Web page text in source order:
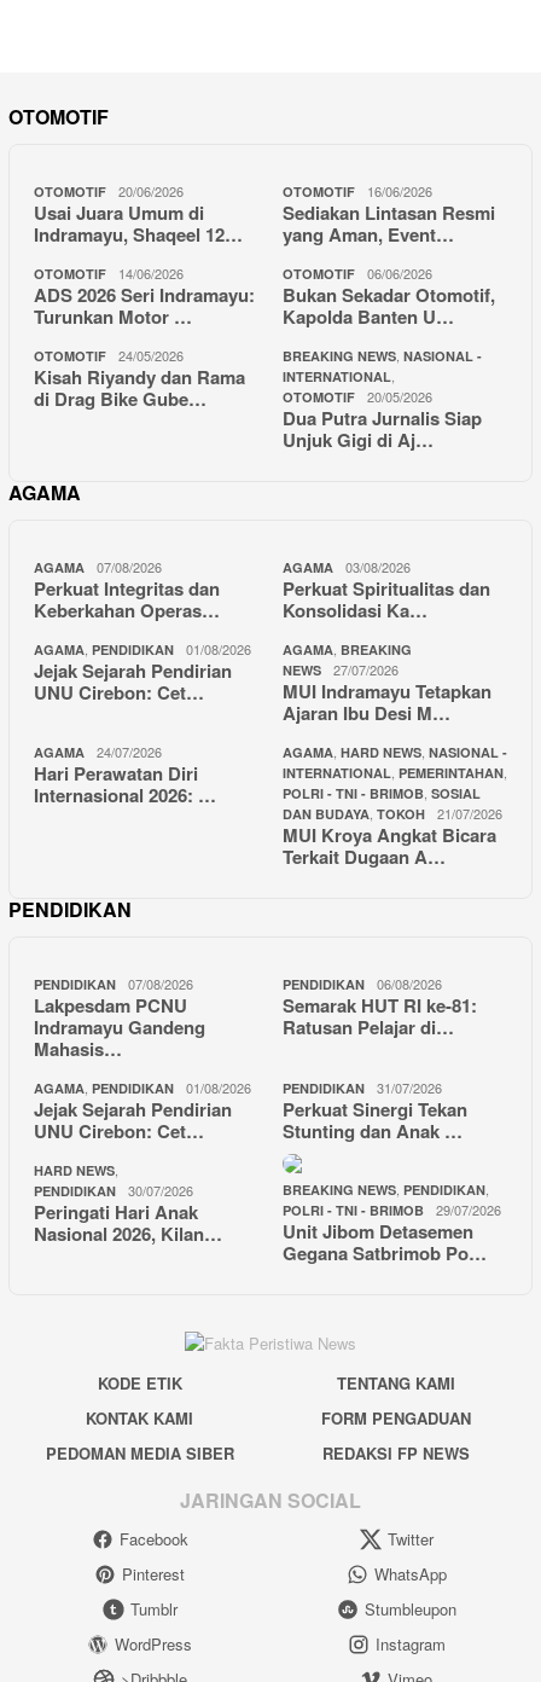
OTOMOTIF
OTOMOTIF 20/06/2026
Usai Juara Umum di
Indramayu, Shaqeel 12…
OTOMOTIF 16/06/2026
Sediakan Lintasan Resmi
yang Aman, Event…
OTOMOTIF 14/06/2026
ADS 2026 Seri Indramayu:
Turunkan Motor …
OTOMOTIF 06/06/2026
Bukan Sekadar Otomotif,
Kapolda Banten U…
OTOMOTIF 24/05/2026
Kisah Riyandy dan Rama
di Drag Bike Gube…
BREAKING NEWS NASIONAL -
INTERNATIONAL
OTOMOTIF 20/05/2026
Dua Putra Jurnalis Siap
Unjuk Gigi di Aj…
AGAMA
AGAMA 07/08/2026
Perkuat Integritas dan
Keberkahan Operas…
AGAMA 03/08/2026
Perkuat Spiritualitas dan
Konsolidasi Ka…
AGAMA PENDIDIKAN 01/08/2026
Jejak Sejarah Pendirian
UNU Cirebon: Cet…
AGAMA BREAKING
NEWS
27/07/2026
MUI Indramayu Tetapkan
Ajaran Ibu Desi M…
AGAMA 24/07/2026
Hari Perawatan Diri
Internasional 2026: …
AGAMA HARD NEWS NASIONAL -
INTERNATIONAL PEMERINTAHAN
POLRI - TNI - BRIMOB SOSIAL
DAN BUDAYA TOKOH 21/07/2026
MUI Kroya Angkat Bicara
Terkait Dugaan A…
PENDIDIKAN
PENDIDIKAN 07/08/2026
Lakpesdam PCNU
Indramayu Gandeng
Mahasis…
PENDIDIKAN 06/08/2026
Semarak HUT RI ke-81:
Ratusan Pelajar di…
AGAMA PENDIDIKAN 01/08/2026
Jejak Sejarah Pendirian
UNU Cirebon: Cet…
PENDIDIKAN 31/07/2026
Perkuat Sinergi Tekan
Stunting dan Anak …
HARD NEWS
PENDIDIKAN 30/07/2026
Peringati Hari Anak
Nasional 2026, Kilan…
BREAKING NEWS PENDIDIKAN
POLRI - TNI - BRIMOB 29/07/2026
Unit Jibom Detasemen
Gegana Satbrimob Po…
KODE ETIK
TENTANG KAMI
KONTAK KAMI
FORM PENGADUAN
PEDOMAN MEDIA SIBER
REDAKSI FP NEWS
JARINGAN SOCIAL
Facebook
Twitter
Pinterest
WhatsApp
Tumblr
Stumbleupon
WordPress
Instagram